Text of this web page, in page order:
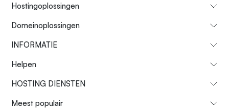
Hostingoplossingen
Domeinoplossingen
INFORMATIE
Helpen
HOSTING DIENSTEN
Meest populair